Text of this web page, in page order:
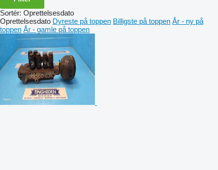
Sortér: Oprettelsesdato
Oprettelsesdato Dyreste på toppen Billigste på toppen År - ny på
toppen År - gamle på toppen